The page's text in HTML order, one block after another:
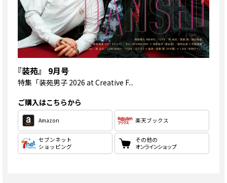
『装苑』 9月号
特集 「装苑男子 2026 at Creative F...
ご購入はこちらから
Amazon 楽天ブックス
セブンネット
ショッピング
その他の
オンラインショップ